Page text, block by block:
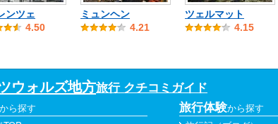
ンツェ
4.50
ミュンヘン
4.21
ツェルマット
4.15
ウォルズ地方旅行 クチコミガイド
から探す
旅行体験から探す